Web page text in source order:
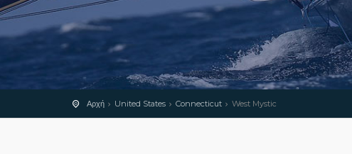
Αρχή United States Connecticut West Mystic